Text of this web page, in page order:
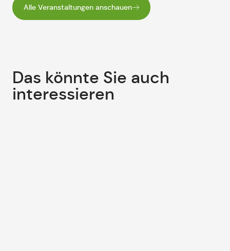
Alle Veranstaltungen anschauen
Das könnte Sie auch
interessieren